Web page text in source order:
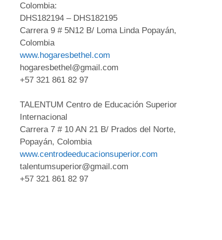
Colombia:
DHS182194 – DHS182195
Carrera 9 # 5N12 B/ Loma Linda Popayán,
Colombia
www.hogaresbethel.com
hogaresbethel@gmail.com
+57 321 861 82 97
TALENTUM Centro de Educación Superior
Internacional
Carrera 7 # 10 AN 21 B/ Prados del Norte,
Popayán, Colombia
www.centrodeeducacionsuperior.com
talentumsuperior@gmail.com
+57 321 861 82 97